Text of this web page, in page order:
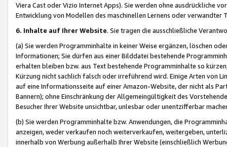
Viera Cast oder Vizio Internet Apps). Sie werden ohne ausdrückliche
Entwicklung von Modellen des maschinellen Lernens oder
6. Inhalte auf Ihrer Website. Sie tragen die ausschließliche
(a) Sie werden Programminhalte in keiner Weise ergänzen, löschen
Informationen; Sie dürfen aus einer Bilddatei bestehende
erhalten bleiben bzw. aus Text bestehende Programminhalte so
Kürzung nicht sachlich falsch oder irreführend wird. Einige Arten von
auf eine Informationsseite auf einer Amazon-Website, der nicht als
Bannern); ohne Einschränkung der Allgemeingültigkeit des
Besucher Ihrer Website unsichtbar, unlesbar oder unentzifferbar
(b) Sie werden Programminhalte bzw. Anwendungen, die
anzeigen, weder verkaufen noch weiterverkaufen, weitergeben,
innerhalb von Werbung außerhalb Ihrer Website (einschließlich